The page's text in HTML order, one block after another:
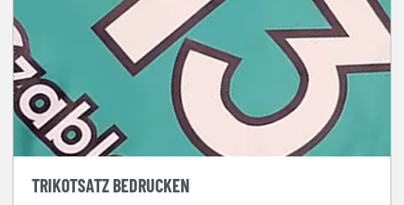
TRIKOTSATZ BEDRUCKEN